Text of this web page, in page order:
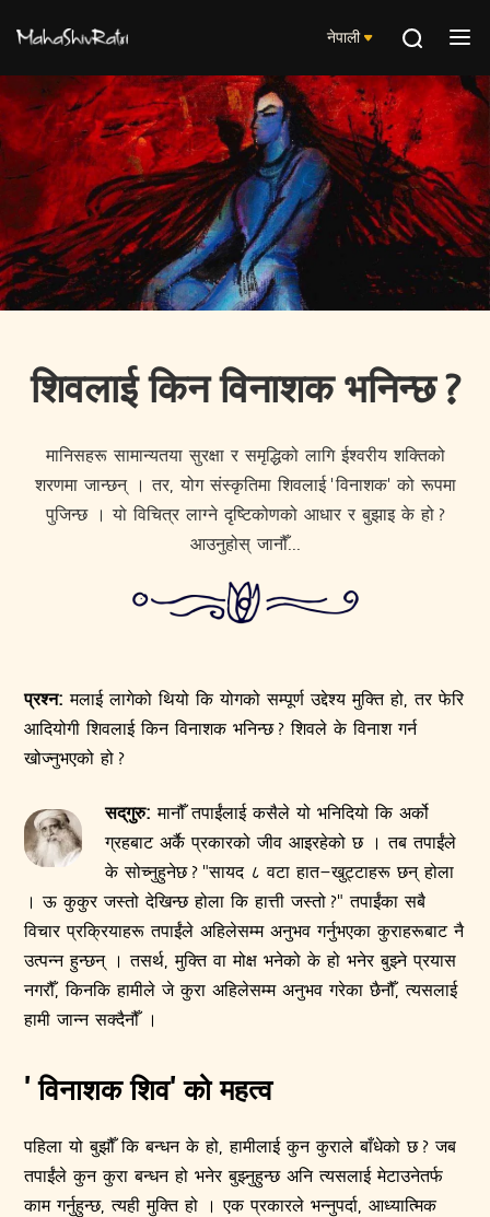
नेपाली
शिवलाई किन विनाशक भनिन्छ ?
मानिसहरू सामान्यतया सुरक्षा र समृद्धिको लागि ईश्वरीय शक्तिको
शरणमा जान्छन् । तर, योग संस्कृतिमा शिवलाई 'विनाशक' को रूपमा
पुजिन्छ । यो विचित्र लाग्ने दृष्टिकोणको आधार र बुझाइ के हो ?
आउनुहोस् जानौँ...
प्रश्न: मलाई लागेको थियो कि योगको सम्पूर्ण उद्देश्य मुक्ति हो, तर फेरि
आदियोगी शिवलाई किन विनाशक भनिन्छ ? शिवले के विनाश गर्न
खोज्नुभएको हो ?
सद्‌गुरु: मानौँ तपाईंलाई कसैले यो भनिदियो कि अर्को
ग्रहबाट अर्कै प्रकारको जीव आइरहेको छ । तब तपाईंले
के सोच्नुहुनेछ ? "सायद ८ वटा हात–खुट्टाहरू छन् होला
। ऊ कुकुर जस्तो देखिन्छ होला कि हात्ती जस्तो ?" तपाईंका सबै
विचार प्रक्रियाहरू तपाईंले अहिलेसम्म अनुभव गर्नुभएका कुराहरूबाट नै
उत्पन्न हुन्छन् । तसर्थ, मुक्ति वा मोक्ष भनेको के हो भनेर बुझ्ने प्रयास
नगरौँ, किनकि हामीले जे कुरा अहिलेसम्म अनुभव गरेका छैनौँ, त्यसलाई
हामी जान्न सक्दैनौँ ।
'विनाशक शिव' को महत्व
पहिला यो बुझौँ कि बन्धन के हो, हामीलाई कुन कुराले बाँधेको छ ? जब
तपाईंले कुन कुरा बन्धन हो भनेर बुझ्नुहुन्छ अनि त्यसलाई मेटाउनेतर्फ
काम गर्नुहुन्छ, त्यही मुक्ति हो । एक प्रकारले भन्नुपर्दा, आध्यात्मिक